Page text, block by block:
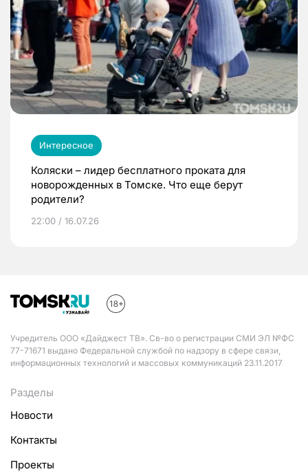
Интересное
Коляски – лидер бесплатного проката для
новорожденных в Томске. Что еще берут
родители?
22:00 / 16.07.26
Учредитель ООО «Дайджест ТВ». Св-во о регистрации СМИ ЭЛ №ФС
77-71671 выдано Федеральной службой по надзору в сфере связи,
информационных технологий и массовых коммуникаций 23.11.2017
Разделы
Новости
Контакты
Проекты